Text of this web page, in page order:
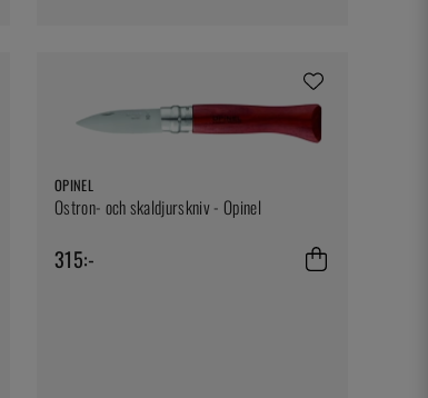
OPINEL
Ostron- och skaldjurskniv - Opinel
315:-